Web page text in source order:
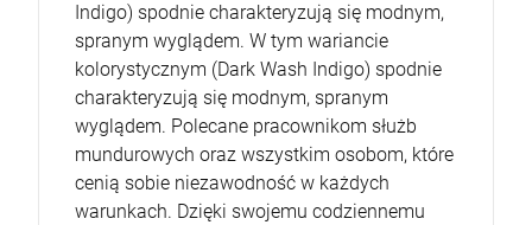
Indigo) spodnie charakteryzują się modnym,
spranym wyglądem. W tym wariancie
kolorystycznym (Dark Wash Indigo) spodnie
charakteryzują się modnym, spranym
wyglądem. Polecane pracownikom służb
mundurowych oraz wszystkim osobom, które
cenią sobie niezawodność w każdych
warunkach. Dzięki swojemu codziennemu